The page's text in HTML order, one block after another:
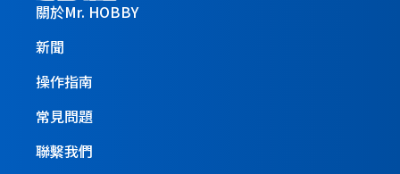
關於Mr. HOBBY
新聞
操作指南
常見問題
聯繫我們